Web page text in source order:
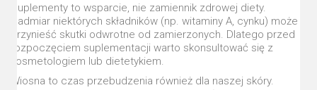
Suplementy to wsparcie, nie zamiennik zdrowej diety.
Nadmiar niektórych składników (np. witaminy A, cynku) może
przynieść skutki odwrotne od zamierzonych. Dlatego przed
rozpoczęciem suplementacji warto skonsultować się z
kosmetologiem lub dietetykiem.
Wiosna to czas przebudzenia również dla naszej skóry.